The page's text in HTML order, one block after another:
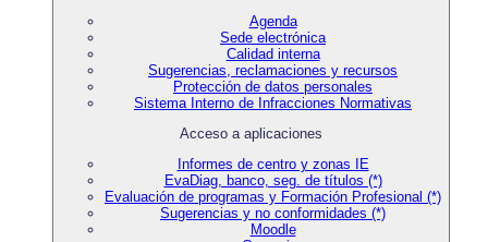
Agenda
Sede electrónica
Calidad interna
Sugerencias, reclamaciones y recursos
Protección de datos personales
Sistema Interno de Infracciones Normativas
Acceso a aplicaciones
Informes de centro y zonas IE
EvaDiag, banco, seg. de títulos (*)
Evaluación de programas y Formación Profesional (*)
Sugerencias y no conformidades (*)
Moodle